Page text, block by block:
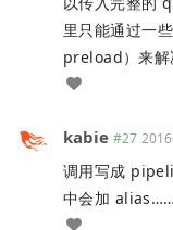
里只能通过一
preload）来解
kabie #27
调用写成
中会加